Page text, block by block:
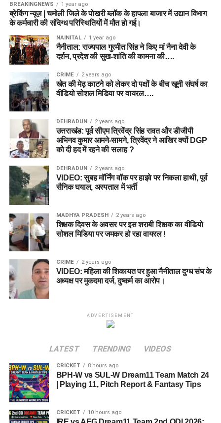
BREAKINGNEWS 1 year ago
ब्रेकिंग न्यूज़ | चमोली जिले के पोखरी ब्लॉक के हापला बाजार में उद्यान विभाग
के कर्मचारी की संदिग्ध परिस्थितियों में मौत हो गई।
NAINITAL 1 year ago
नैनीताल: राज्यपाल गुरमीत सिंह ने किए मां नैना देवी के
दर्शन, प्रदेश की सुख-शांति की कामना की….
CRIME 2 years ago
खेत की मेढ़ काटने को लेकर दो पक्षों के बीच खूनी संघर्ष का
वीडियो सोशल मिडिया पर वायरल….
DEHRADUN 2 years ago
उत्तराखंड: पूर्व सीएम त्रिवेंद्र सिंह रावत और डीजीपी
अभिनव कुमार आमने-सामने, त्रिवेंद्र ने आखिर क्यों DGP
को दी हद में रहने की सलाह ?
DEHRADUN 2 years ago
VIDEO: सुबह मॉर्निंग वॉक पर हाइवे पर निकला हाथी, पूर्व
सैनिक घयाल, अस्पताल में भर्ती
MADHYA PRADESH 2 years ago
शिक्षक दिवस के अवसर पर इस शराबी शिक्षक का वीडियो
सोशल मिडिया पर जमकर हो रहा वायरल !
CRIME 2 years ago
VIDEO: महिला की शिकायत पर हुआ नैनीताल दुग्ध संघ के
अध्यक्ष पर मुकदमा दर्ज, दुष्कर्म का आरोप।
ADVERTISEMENT
LATEST TRENDING VIDEOS
CRICKET 8 hours ago
BPH-W vs SUL-W Dream11 Team Match 24
| Playing 11, Pitch Report & Fantasy Tips
CRICKET 10 hours ago